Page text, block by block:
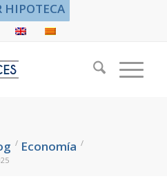
HIPOTECA
/ Economía /